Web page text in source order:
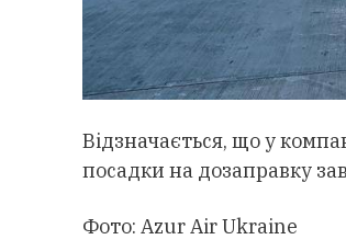
Відзначається, що у
посадки на дозаправку
Фото: Azur Air Ukraine